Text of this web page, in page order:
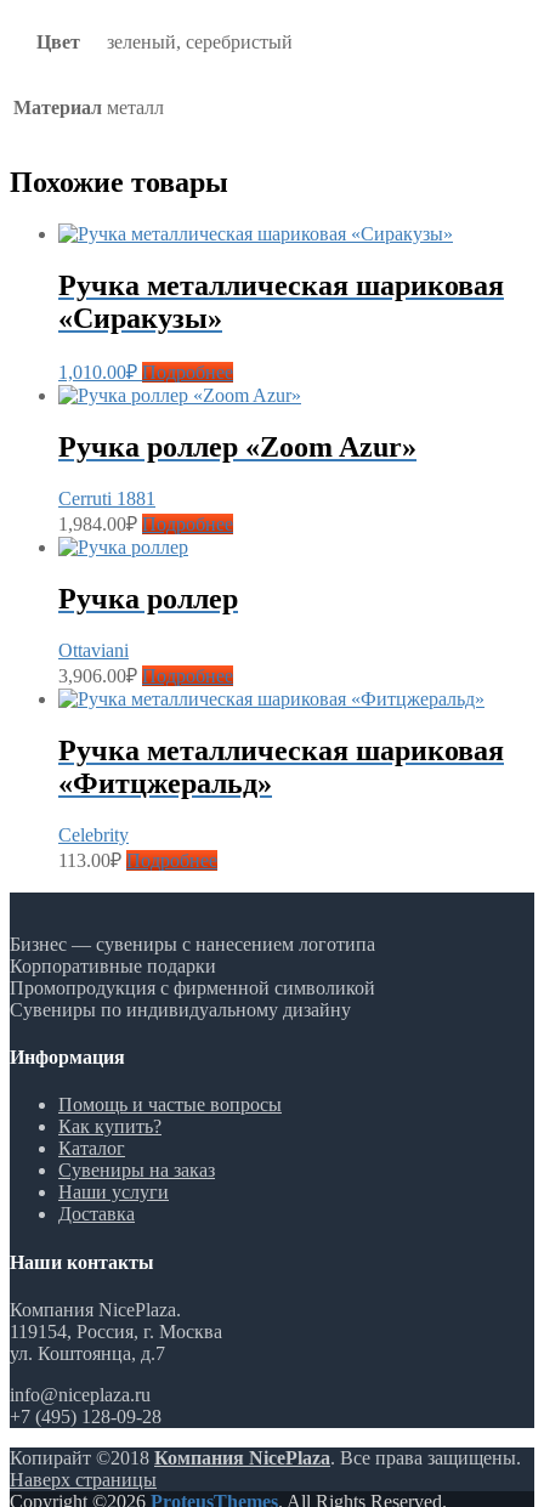
Цвет зеленый, серебристый
Материал металл
Похожие товары
Ручка металлическая шариковая
«Сиракузы»
1,010.00₽ Подробнее
Ручка роллер «Zoom Azur»
Cerruti 1881
1,984.00₽ Подробнее
Ручка роллер
Ottaviani
3,906.00₽ Подробнее
Ручка металлическая шариковая
«Фитцжеральд»
Celebrity
113.00₽ Подробнее
Бизнес — сувениры с нанесением логотипа
Корпоративные подарки
Промопродукция с фирменной символикой
Сувениры по индивидуальному дизайну
Информация
Помощь и частые вопросы
Как купить?
Каталог
Сувениры на заказ
Наши услуги
Доставка
Наши контакты
Компания NicePlaza.
119154, Россия, г. Москва
ул. Коштоянца, д.7
info@niceplaza.ru
+7 (495) 128-09-28
Копирайт ©2018 Компания NicePlaza. Все права защищены.
Наверх страницы
Copyright ©2026 ProteusThemes. All Rights Reserved.